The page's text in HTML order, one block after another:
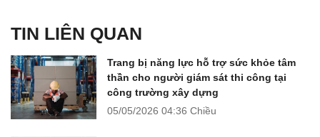
TIN LIÊN QUAN
Trang bị năng lực hỗ trợ sức khỏe tâm
thần cho người giám sát thi công tại
công trường xây dựng
05/05/2026 04:36 Chiều